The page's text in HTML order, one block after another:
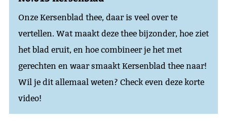
Onze Kersenblad thee, daar is veel over te
vertellen. Wat maakt deze thee bijzonder, hoe ziet
het blad eruit, en hoe combineer je het met
gerechten en waar smaakt Kersenblad thee naar!
Wil je dit allemaal weten? Check even deze korte
video!